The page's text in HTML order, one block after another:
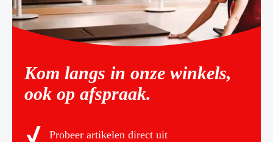
Kom langs in onze winkels,
ook op afspraak.
Probeer artikelen direct uit